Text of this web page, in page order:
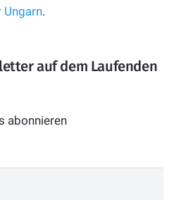
.
auf dem Laufenden
abonnieren